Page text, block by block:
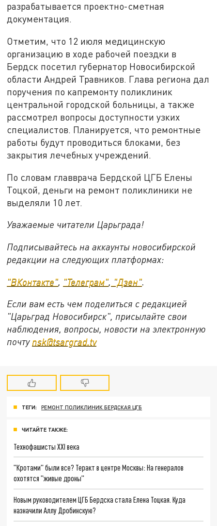
разрабатывается проектно-сметная
документация.
Отметим, что 12 июля медицинскую
организацию в ходе рабочей поездки в
Бердск посетил губернатор Новосибирской
области Андрей Травников. Глава региона дал
поручения по капремонту поликлиник
центральной городской больницы, а также
рассмотрел вопросы доступности узких
специалистов. Планируется, что ремонтные
работы будут проводиться блоками, без
закрытия лечебных учреждений.
По словам главврача Бердской ЦГБ Елены
Тоцкой, деньги на ремонт поликлиники не
выделяли 10 лет.
Уважаемые читатели Царьграда!
Подписывайтесь на аккаунты новосибирской
редакции на следующих платформах:
"ВКонтакте" "Телеграм" "Дзен"
Если вам есть чем поделиться с редакцией
"Царьград Новосибирск", присылайте свои
наблюдения, вопросы, новости на электронную
почту nsk@tsargrad.tv
ТЕГИ: РЕМОНТ ПОЛИКЛИНИК БЕРДСКАЯ ЦГБ
ЧИТАЙТЕ ТАКЖЕ:
Технофашисты XXI века
"Кротами" были все? Теракт в центре Москвы: На генералов
охотятся "живые дроны"
Новым руководителем ЦГБ Бердска стала Елена Тоцкая. Куда
назначили Аллу Дробинскую?